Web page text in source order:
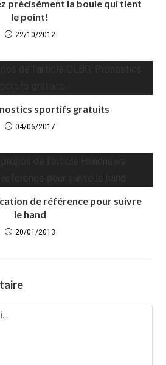
précisément la boule qui tient
le point!
22/10/2012
sportifs gratuits
04/06/2017
de référence pour suivre
le hand
20/01/2013